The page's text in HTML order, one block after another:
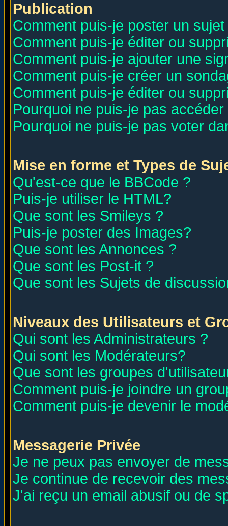
Publication
Comment puis-je poster un
Comment puis-je éditer ou
Comment puis-je ajouter une
Comment puis-je créer un
Comment puis-je éditer ou
Pourquoi ne puis-je pas
Pourquoi ne puis-je pas voter
Mise en forme et Types de
Qu'est-ce que le BBCode ?
Puis-je utiliser le HTML?
Que sont les Smileys ?
Puis-je poster des Images?
Que sont les Annonces ?
Que sont les Post-it ?
Que sont les Sujets de
Niveaux des Utilisateurs et
Qui sont les Administrateurs ?
Qui sont les Modérateurs?
Que sont les groupes
Comment puis-je joindre un
Comment puis-je devenir le
Messagerie Privée
Je ne peux pas envoyer de
Je continue de recevoir des
J'ai reçu un email abusif ou de